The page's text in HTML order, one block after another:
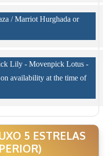
/ Marriot Hurghada or
Lily - Movenpick Lotus -
availability at the time of
5 ESTRELAS